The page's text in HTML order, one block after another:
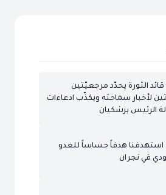
الثورة يحدّد مرجعيّتين
لأخبار سماحته ويكذّب ادعاءات
الرئيس بزشكيان
استهدفنا هدفاً حساساً للعدو
في نجران